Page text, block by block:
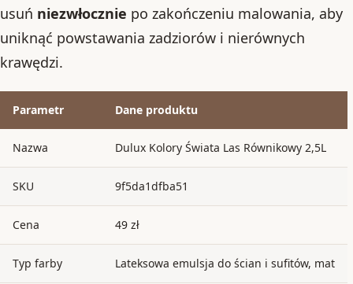
usuń niezwłocznie po zakończeniu malowania, aby
uniknąć powstawania zadziorów i nierównych
krawędzi.
Parametr Dane produktu
Nazwa Dulux Kolory Świata Las Równikowy 2,5L
SKU 9f5da1dfba51
Cena 49 zł
Typ farby Lateksowa emulsja do ścian i sufitów, mat